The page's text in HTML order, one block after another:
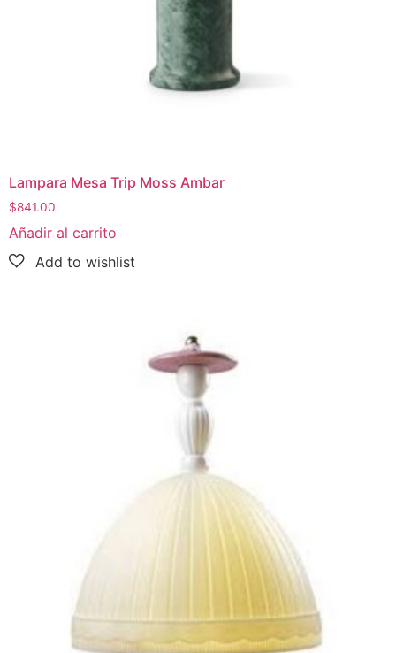
Lampara Mesa Trip Moss Ambar
$841.00
Añadir al carrito